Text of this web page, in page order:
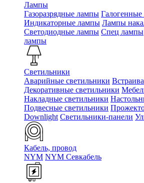
Лампы
Газоразрядные лампы
Индикаторные лампы Лампы
Светодиодные лампы Спец лампы
лампы
Светильники
Аварийные светильники
Декоративные светильники
Накладные светильники
Подвесные светильники
Downlight Светильники-панели
Кабель, провод
NYM NYM Севкабель